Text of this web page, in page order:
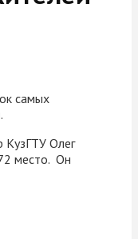
самых
КузГТУ Олег
место. Он